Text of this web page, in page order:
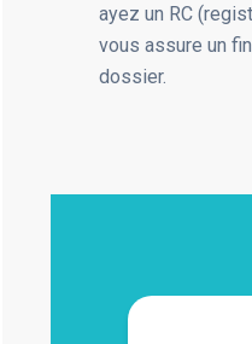
ayez un RC
vous assure un
dossier.